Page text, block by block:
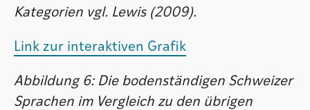
Kategorien vgl. Lewis (2009).
Link zur interaktiven Grafik
Abbildung 6: Die bodenständigen Schweizer
Sprachen im Vergleich zu den übrigen